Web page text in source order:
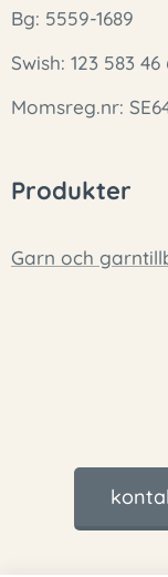
Bg: 5559-1689
Swish: 123 583 46
Momsreg.nr:
Produkter
Garn och